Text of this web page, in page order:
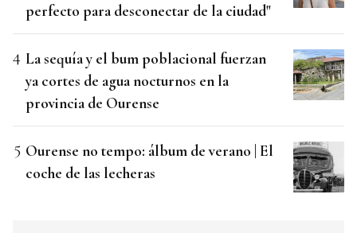
perfecto para desconectar de la ciudad"
La sequía y el bum poblacional fuerzan
ya cortes de agua nocturnos en la
provincia de Ourense
Ourense no tempo: álbum de verano | El
coche de las lecheras